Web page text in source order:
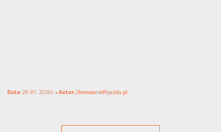
Data:29. 01. 2020r. •Autor:ZlomowaniePojazdu.pl